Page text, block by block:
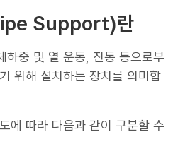
Support)란
하중 및 열 운동, 진동 등으로부
위해 설치하는 장치를 의미합
에 따라 다음과 같이 구분할 수